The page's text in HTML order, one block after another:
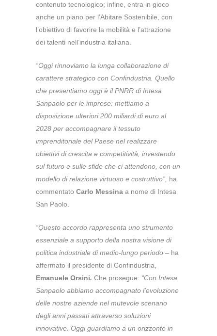
contenuto tecnologico; infine, entra in gioco
anche un piano per l’Abitare Sostenibile, con
l’obiettivo di favorire la mobilità e l’attrazione
dei talenti nell’industria italiana.
“Oggi rinnoviamo la lunga collaborazione di
carattere strategico con Confindustria. Quello
che presentiamo oggi è il PNRR di Intesa
Sanpaolo per le imprese: mettiamo a
disposizione ulteriori 200 miliardi di euro al
2028 per accompagnare il tessuto
imprenditoriale del Paese nel realizzare
obiettivi di crescita e competitività, investendo
sul futuro e sulle sfide che ci attendono, con un
modello di relazione virtuoso e costruttivo”, ha
commentato Carlo Messina a nome di Intesa
San Paolo.
“Questo accordo rappresenta uno strumento
essenziale a supporto della nostra visione di
politica industriale di medio-lungo periodo – ha
affermato il presidente di Confindustria,
Emanuele Orsini. Che prosegue: “Con Intesa
Sanpaolo abbiamo accompagnato l’evoluzione
delle nostre aziende nel mutevole scenario
degli anni passati attraverso soluzioni
innovative. Oggi guardiamo a un orizzonte in